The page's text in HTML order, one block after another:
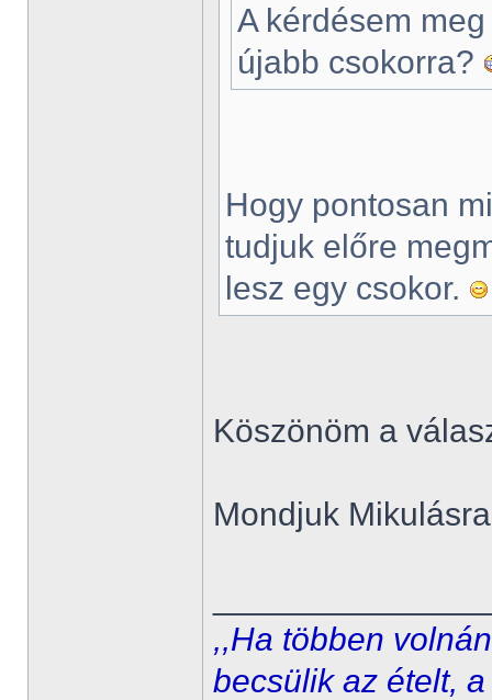
A kérdésem
újabb csokorra?
Hogy pontosan
tudjuk előre
lesz egy csokor.
Köszönöm a
Mondjuk
,,Ha többen
becsülik az ételt,